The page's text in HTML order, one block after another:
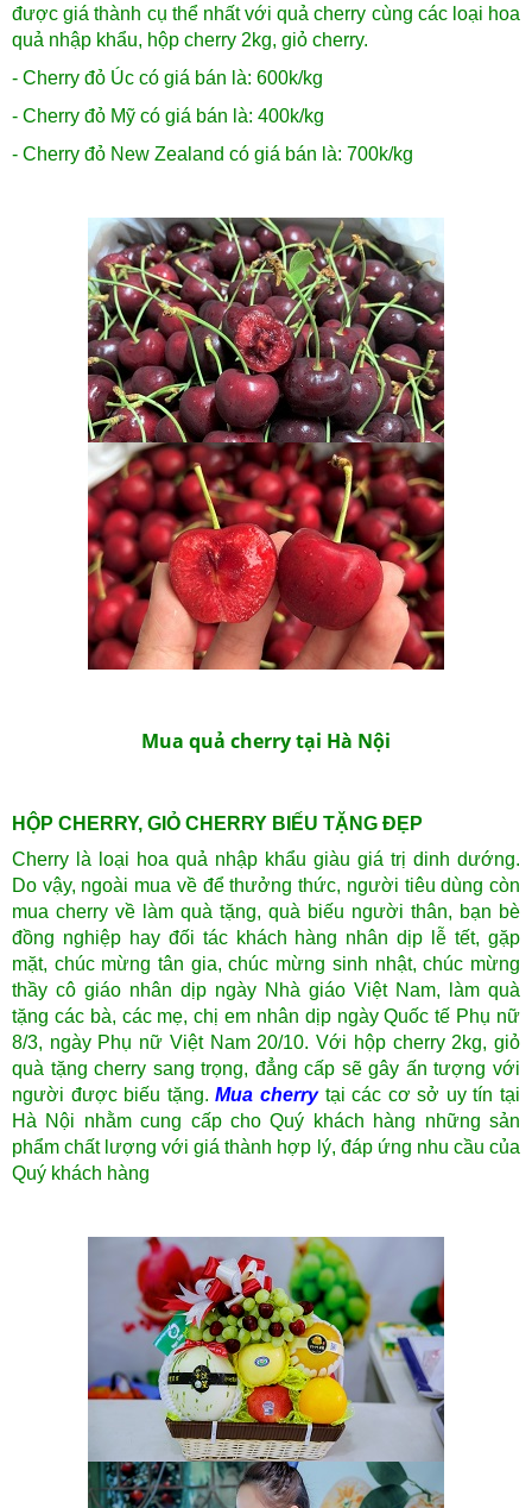
được giá thành cụ thể nhất với quả cherry cùng các loại hoa
quả nhập khẩu, hộp cherry 2kg, giỏ cherry.
- Cherry đỏ Úc có giá bán là: 600k/kg
- Cherry đỏ Mỹ có giá bán là: 400k/kg
- Cherry đỏ New Zealand có giá bán là: 700k/kg
Mua quả cherry tại Hà Nội
HỘP CHERRY, GIỎ CHERRY BIẾU TẶNG ĐẸP
Cherry là loại hoa quả nhập khẩu giàu giá trị dinh dướng.
Do vậy, ngoài mua về để thưởng thức, người tiêu dùng còn
mua cherry về làm quà tặng, quà biếu người thân, bạn bè
đồng nghiệp hay đối tác khách hàng nhân dịp lễ tết, gặp
mặt, chúc mừng tân gia, chúc mừng sinh nhật, chúc mừng
thầy cô giáo nhân dịp ngày Nhà giáo Việt Nam, làm quà
tặng các bà, các mẹ, chị em nhân dịp ngày Quốc tế Phụ nữ
8/3, ngày Phụ nữ Việt Nam 20/10. Với hộp cherry 2kg, giỏ
quà tặng cherry sang trọng, đẳng cấp sẽ gây ấn tượng với
người được biếu tặng.Mua cherrytại các cơ sở uy tín tại
Hà Nội nhằm cung cấp cho Quý khách hàng những sản
phẩm chất lượng với giá thành hợp lý, đáp ứng nhu cầu của
Quý khách hàng